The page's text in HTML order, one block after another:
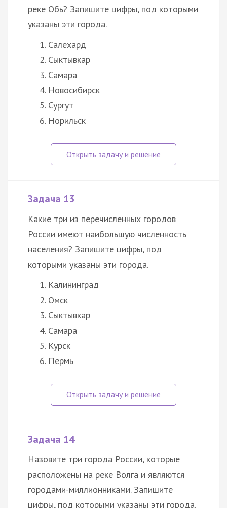
реке Обь? Запишите цифры, под которыми
указаны эти города.
Салехард
Сыктывкар
Самара
Новосибирск
Сургут
Норильск
Задача 13
Какие три из перечисленных городов
России имеют наибольшую численность
населения? Запишите цифры, под
которыми указаны эти города.
Калининград
Омск
Сыктывкар
Самара
Курск
Пермь
Задача 14
Назовите три города России, которые
расположены на реке Волга и являются
городами-миллионниками. Запишите
цифры, под которыми указаны эти города.